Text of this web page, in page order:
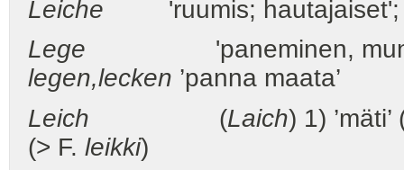
Leiche 'ruumis; hautajaiset';
Lege 'paneminen,
legen,lecken ’panna maata’
Leich (Laich) 1)
(> F. leikki)